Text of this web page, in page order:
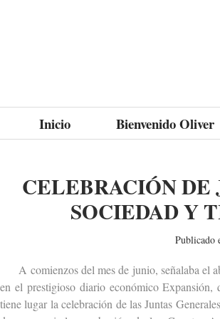
Inicio
Bienvenido Oliver
CELEBRACIÓN
SOCIEDAD Y
Publicado
A comienzos del mes de junio, señalaba el
en el prestigioso diario económico
tiene lugar la celebración de las Juntas